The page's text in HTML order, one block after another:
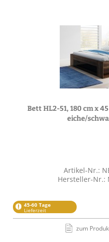
Bett HL2-51, 180 cm x
eiche/
Artikel-Nr.:
Hersteller-Nr.:
45-60 Tage
Lieferzeit
zum